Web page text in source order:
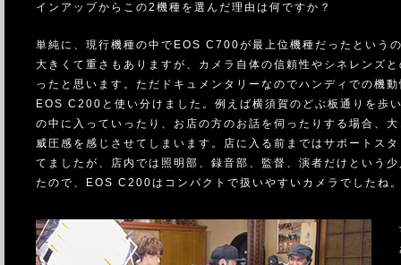
インアップからこの2機種を選んだ理由は何ですか？
単純に、現行機種の中でEOS C700が最上位機種だったという
大きくて重さもありますが、カメラ自体の信頼性やシネレンズ
ったと思います。ただドキュメンタリーなのでハンディでの機
EOS C200と使い分けました。例えば横須賀のどぶ板通りを歩
の中に入っていったり、お店の方のお話を伺ったりする場合、
威圧感を感じさせてしまいます。店に入る前まではサポートス
てましたが、店内では照明部、録音部、監督、演者だけという
たので、EOS C200はコンパクトで扱いやすいカメラでしたね